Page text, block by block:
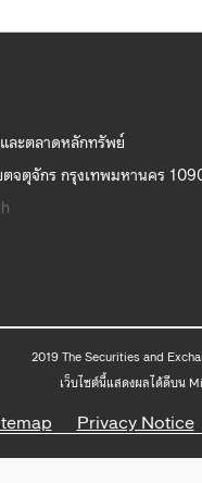
ละตลาดหลักทรัพย์
จตุจักร กรุงเทพมหานคร
2019
เว็บไซต์นี้แสดงผลได้ดีบน
Privacy Notice